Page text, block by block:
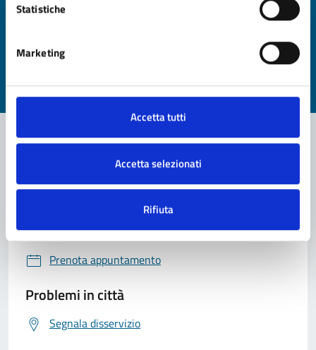
Statistiche
Marketing
Accetta tutti
Accetta selezionati
Rifiuta
Quanto sono chiare le informazioni su questa
pagina?
Valuta 5 stelle su 5
Valuta 4 stelle su 5
Valuta 3 stelle su 5
Valuta 2 stelle su 5
Valuta 1 stelle su 5
Contatta il comune
Richiedi assistenza
Prenota appuntamento
Problemi in città
Segnala disservizio